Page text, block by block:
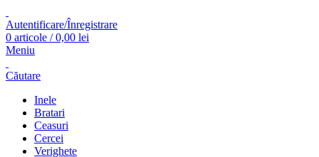
Autentificare/Înregistrare
0 articole / 0,00 lei
Meniu
Căutare
Inele
Bratari
Ceasuri
Cercei
Verighete